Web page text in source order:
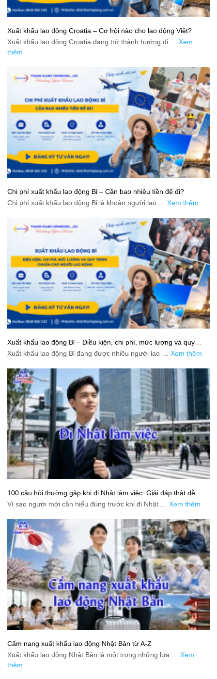
Xuất khẩu lao động Croatia – Cơ hội nào cho lao động Việt?
Xuất khẩu lao động Croatia đang trở thành hướng đi … Xem
thêm
Chi phí xuất khẩu lao động Bỉ – Cần bao nhiêu tiền để đi?
Chi phí xuất khẩu lao động Bỉ là khoản người lao … Xem thêm
Xuất khẩu lao động Bỉ – Điều kiện, chi phí, mức lương và quy
trình chuẩn cho người lao động
Xuất khẩu lao động Bỉ đang được nhiều người lao … Xem thêm
100 câu hỏi thường gặp khi đi Nhật làm việc: Giải đáp thật dễ
hiểu cho người mới bắt đầu
Vì sao người mới cần hiểu đúng trước khi đi Nhật … Xem thêm
Cẩm nang xuất khẩu lao động Nhật Bản từ A-Z
Xuất khẩu lao động Nhật Bản là một trong những lựa … Xem
thêm